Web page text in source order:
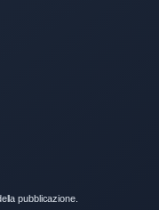
pubblicazione.